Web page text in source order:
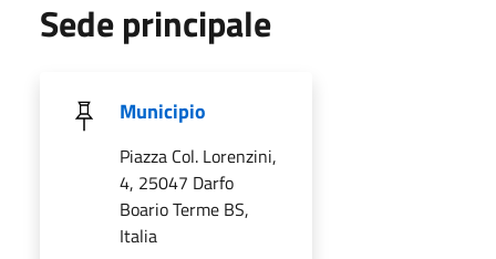
Sede principale
Municipio
Piazza Col. Lorenzini,
4, 25047 Darfo
Boario Terme BS,
Italia